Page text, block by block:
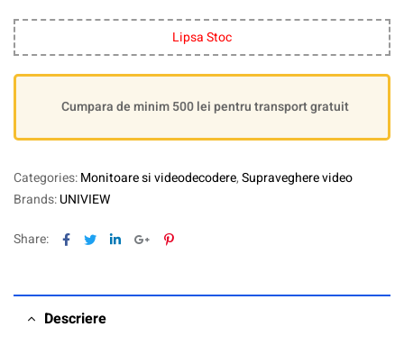
Lipsa Stoc
Cumpara de minim 500 lei pentru transport gratuit
Categories:Monitoare si videodecodere,Supraveghere video
Brands:UNIVIEW
Share: Facebook
TwitterLinkedinGoogle+Pinterest
Descriere